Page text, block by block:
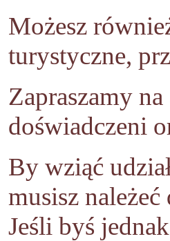
Możesz
turystyczne,
Zapraszamy
doświadczeni
By wziąć
musisz
Jeśli byś